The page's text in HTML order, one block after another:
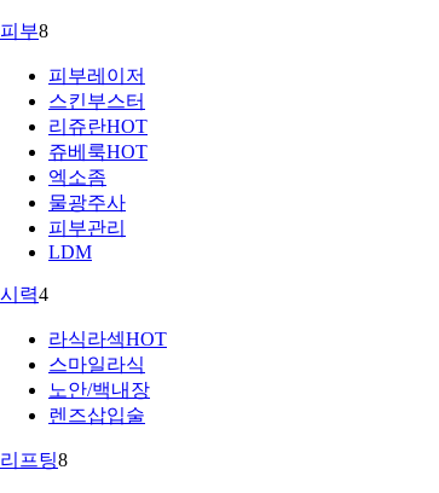
피부8
피부레이저
스킨부스터
리쥬란HOT
쥬베룩HOT
엑소좀
물광주사
피부관리
LDM
시력4
라식라섹HOT
스마일라식
노안/백내장
렌즈삽입술
리프팅8